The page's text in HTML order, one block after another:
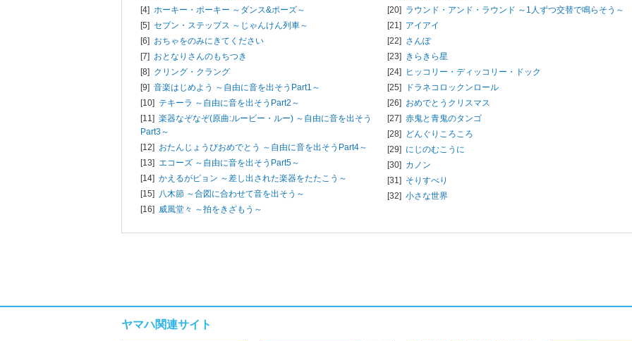
[4] ホーキー・ポーキー ～ダンス&ポーズ～
[5] セブン・ステップス ～じゃんけん列車～
[6] おちゃをのみにきてください
[7] おとなりさんのもちつき
[8] クリング・クラング
[9] 音楽はじめよう ～自由に音を出そうPart1～
[10] テキーラ ～自由に音を出そうPart2～
[11] 楽器なぞなぞ(原曲:ルービー・ルー) ～自由に音を出そう
Part3～
[12] おたんじょうびおめでとう ～自由に音を出そうPart4～
[13] エコーズ ～自由に音を出そうPart5～
[14] かえるがピョン ～差し出された楽器をたたこう～
[15] 八木節 ～合図に合わせて音を出そう～
[16] 威風堂々 ～拍をきざもう～
[20] ラウンド・アンド・ラウンド ～1人ずつ交替で鳴らそう～
[21] アイアイ
[22] さんぽ
[23] きらきら星
[24] ヒッコリー・ディッコリー・ドック
[25]
ドラネコロックンロール
[26] おめでとうクリスマス
[27] 赤鬼と青鬼のタンゴ
[28] どんぐりころころ
[29] にじのむこうに
[30] カノン
[31] そりすべり
[32] 小さな世界
ヤマハ関連サイト